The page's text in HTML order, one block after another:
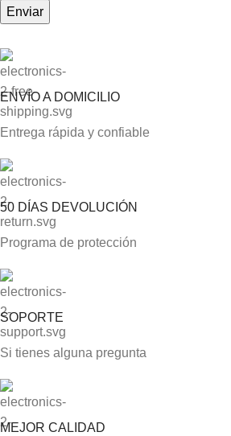
ENVÍO A DOMICILIO
Entrega rápida y confiable
50 DÍAS DEVOLUCIÓN
Programa de protección
SOPORTE
Si tienes alguna pregunta
MEJOR CALIDAD